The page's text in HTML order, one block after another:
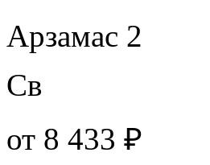
Арзамас 2
Св
от 8 433 ₽